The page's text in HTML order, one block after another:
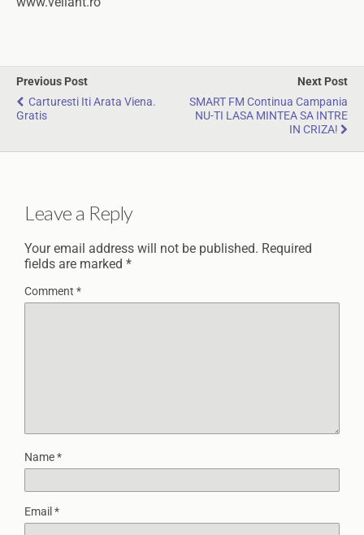
Previous Post
Carturesti Iti Arata Viena.
Gratis
Next Post
SMART FM Continua Campania
NU-TI LASA MINTEA SA INTRE
IN CRIZA!
Leave a Reply
Your email address will not be published. Required
fields are marked *
Comment *
Name*
Email *